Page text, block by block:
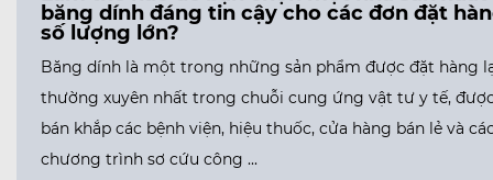
băng dính đáng tin cậy cho các đơn đặt
số lượng lớn?
Băng dính là một trong những sản phẩm được đặt hàng
thường xuyên nhất trong chuỗi cung ứng vật tư y tế,
bán khắp các bệnh viện, hiệu thuốc, cửa hàng bán lẻ và
chương trình sơ cứu công ...